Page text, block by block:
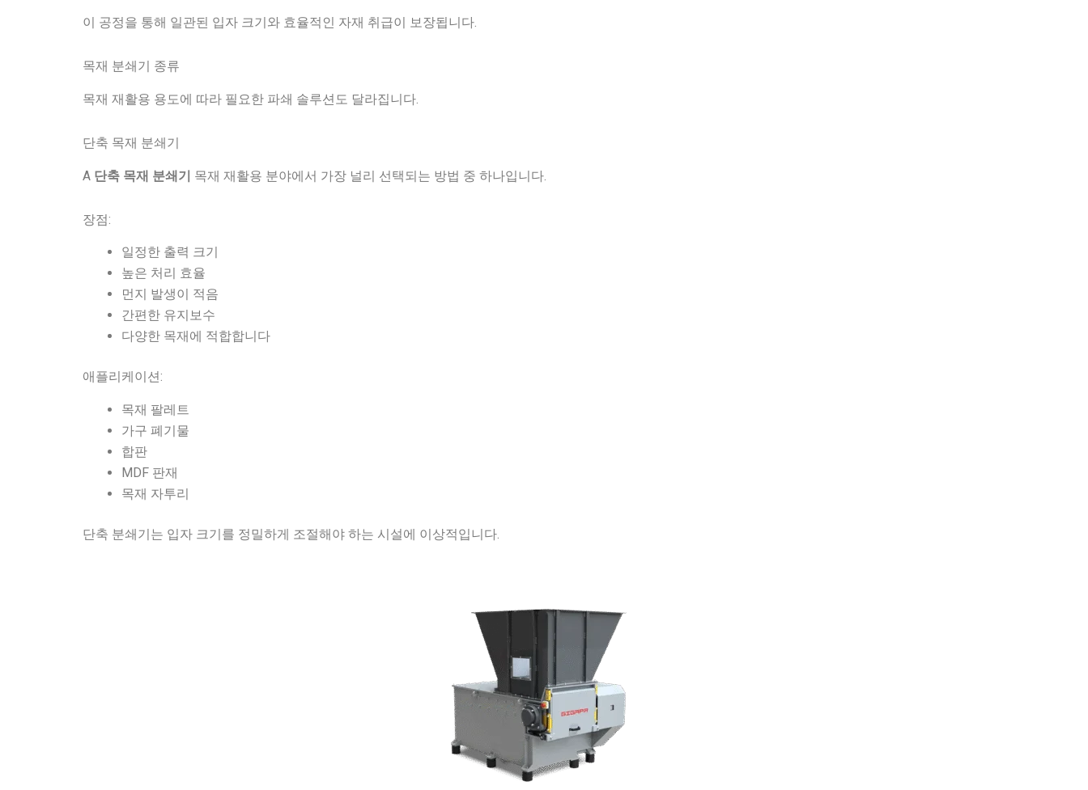
이 공정을 통해 일관된 입자 크기와 효율적인 자재 취급이 보장됩니다.
목재 분쇄기 종류
목재 재활용 용도에 따라 필요한 파쇄 솔루션도 달라집니다.
단축 목재 분쇄기
A 단축 목재 분쇄기 목재 재활용 분야에서 가장 널리 선택되는 방법 중 하나입니다.
장점:
일정한 출력 크기
높은 처리 효율
먼지 발생이 적음
간편한 유지보수
다양한 목재에 적합합니다
애플리케이션:
목재 팔레트
가구 폐기물
합판
MDF 판재
목재 자투리
단축 분쇄기는 입자 크기를 정밀하게 조절해야 하는 시설에 이상적입니다.